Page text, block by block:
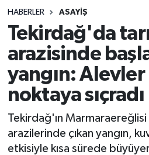
HABERLER ASAYIŞ
Tekirdağ'da
arazisinde
yangın: Alevler
noktaya sıçradı
Tekirdağ'ın Marmaraereğlisi
arazilerinde çıkan yangın,
etkisiyle kısa sürede
Spor
Teknoloji